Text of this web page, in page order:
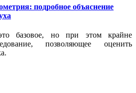
подробное объяснение
базовое, но при этом крайне
позволяющее оценить